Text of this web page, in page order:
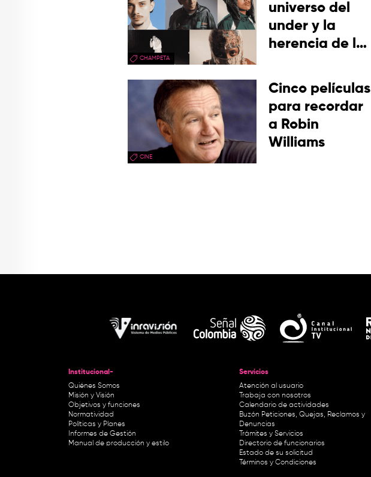
CHAMPETA
universo del
under y la
herencia de la
picotera
CINE
Cinco películas
para recordar
a Robin
Williams
Institucional-
Quiénes Somos
Misión y Visión
Objetivos y funciones
Normatividad
Políticas y Planes
Informes de Gestión
Manual de producción y estilo
Servicios
Atención al usuario
Trabaja con nosotros
Calendario de actividades
Buzón Peticiones, Quejas, Reclamos y
Denuncias
Trámites y Servicios
Directorio de funcionarios
Estado de su solicitud
Términos y Condiciones